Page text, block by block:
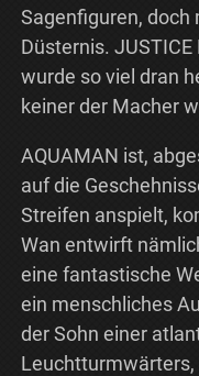
Sagenfiguren,
Düsternis. JUSTICE
wurde so viel dran
keiner der Macher
AQUAMAN ist,
auf die
Streifen anspielt,
Wan entwirft
eine fantastische
ein menschliches
der Sohn einer